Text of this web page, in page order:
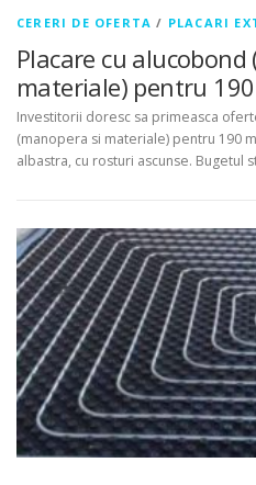
CERERI DE OFERTA / PLACARI
Placare cu
materiale) pentru
Investitorii doresc sa primeasca
(manopera si materiale) pentru 190
albastra, cu rosturi ascunse. Bugetul